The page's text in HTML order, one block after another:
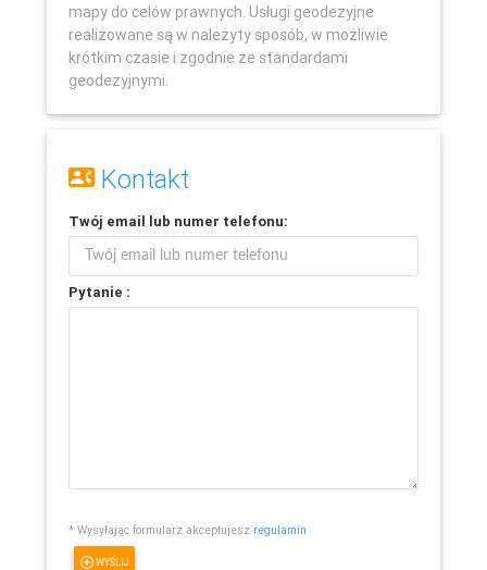
mapy do celów prawnych. Usługi geodezyjne
realizowane są w należyty sposób, w możliwie
krótkim czasie i zgodnie ze standardami
geodezyjnymi.
Kontakt
Twój email lub numer telefonu:
Pytanie :
* Wysyłając formularz akceptujesz regulamin
WYŚLIJ